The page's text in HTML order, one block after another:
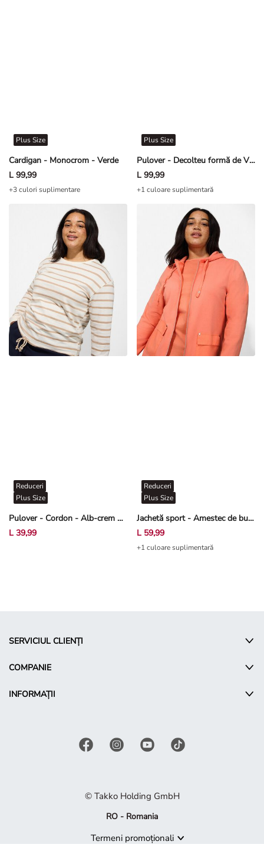
Cardigan - Monocrom - Verde
Plus Size
L 99,99
+3 culori suplimentare
Pulover - Decolteu formă de V - Gri
Plus Size
L 99,99
+1 culoare suplimentară
Pulover - Cordon - Alb-crem deschis
Reduceri
Plus Size
L 39,99
Jachetă sport - Amestec de bumbac - Rosu
Reduceri
Plus Size
L 59,99
+1 culoare suplimentară
SERVICIUL CLIENȚI
COMPANIE
INFORMAȚII
© Takko Holding GmbH
RO - Romania
Termeni promoționali